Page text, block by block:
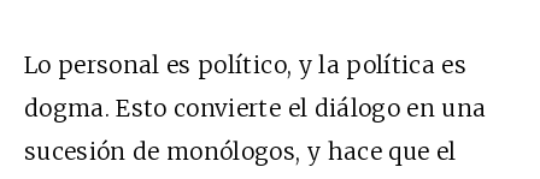
Lo personal es político, y la política es
dogma. Esto convierte el diálogo en una
sucesión de monólogos, y hace que el